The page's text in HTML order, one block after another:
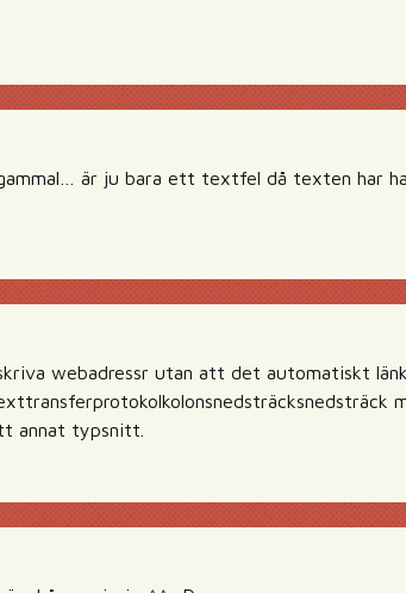
är ju bara ett textfel då texten har
webadressr utan att det automatiskt
annat typsnitt.